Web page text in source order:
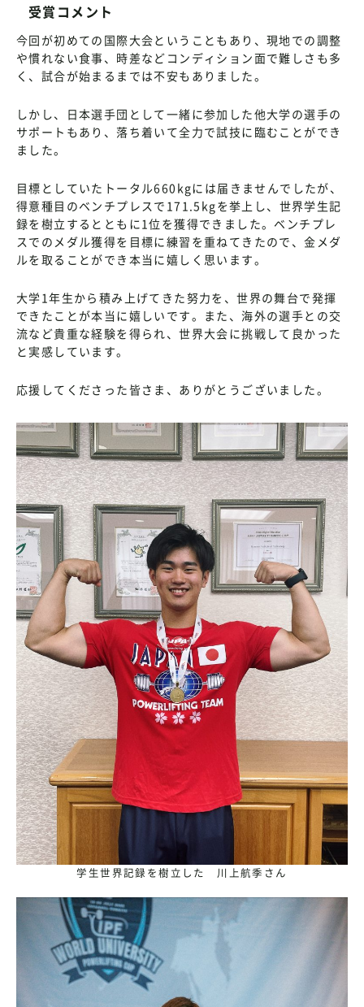
受賞コメント
今回が初めての国際大会ということもあり、現地での調整
や慣れない食事、時差などコンディション面で難しさも多
く、試合が始まるまでは不安もありました。
しかし、日本選手団として一緒に参加した他大学の選手の
サポートもあり、落ち着いて全力で試技に臨むことができ
ました。
目標としていたトータル660kgには届きませんでしたが、
得意種目のベンチプレスで171.5kgを挙上し、世界学生記
録を樹立するとともに1位を獲得できました。ベンチプレ
スでのメダル獲得を目標に練習を重ねてきたので、金メダ
ルを取ることができ本当に嬉しく思います。
大学1年生から積み上げてきた努力を、世界の舞台で発揮
できたことが本当に嬉しいです。また、海外の選手との交
流など貴重な経験を得られ、世界大会に挑戦して良かった
と実感しています。
応援してくださった皆さま、ありがとうございました。
学生世界記録を樹立した 川上航季さん